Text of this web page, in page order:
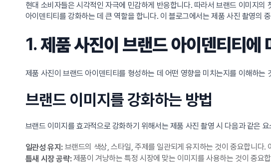
현대 소비자들은 시각적인 자극에 민감하게 반응합니다. 따라서 브랜드 이미지
아이덴티티를 강화하는 데 큰 역할을 합니다. 이 블로그에서는 제품 사진 촬영의
1.제품 사진이 브랜드 아이덴티티에
제품 사진이 브랜드 아이덴티티를 형성하는 데 어떤 영향을 미치는지를 이해하
브랜드 이미지를 강화하는 방법
브랜드 이미지를 효과적으로 강화하기 위해서는 제품 사진 촬영 시 다음과 같은
일관성 유지:브랜드의 색상, 스타일, 주제를 일관되게 유지하는 것이 중요합니다
틈새 시장 공략:제품이 겨냥하는 특정 시장에 맞는 이미지를 사용하는 것이 중요